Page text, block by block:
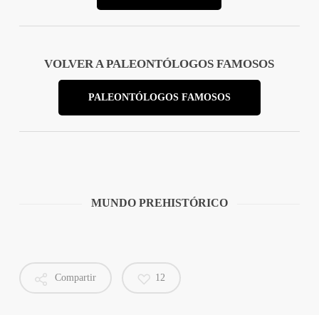
VOLVER A PALEONTÓLOGOS FAMOSOS
PALEONTÓLOGOS FAMOSOS
MUNDO PREHISTÓRICO
Compartir 12